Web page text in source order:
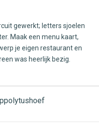
gewerkt; letters sjoelen
Maak een menu kaart,
je eigen restaurant en
was heerlijk bezig.